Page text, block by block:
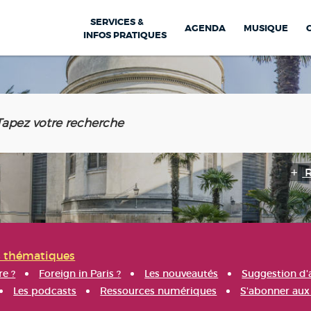
SERVICES &
INFOS PRATIQUES
AGENDA MUSIQUE
thématiques
? Foreign in Paris ? Les nouveautés
Suggestion
Les podcasts Ressources numériques S'abonner